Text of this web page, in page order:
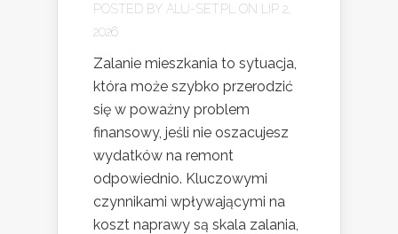
POSTED BY ALU-SET.PL
ON LIP 2,
2026
Zalanie mieszkania to sytuacja,
która może szybko przerodzić
się w poważny problem
finansowy, jeśli nie oszacujesz
wydatków na remont
odpowiednio. Kluczowymi
czynnikami wpływającymi na
koszt naprawy są skala zalania,